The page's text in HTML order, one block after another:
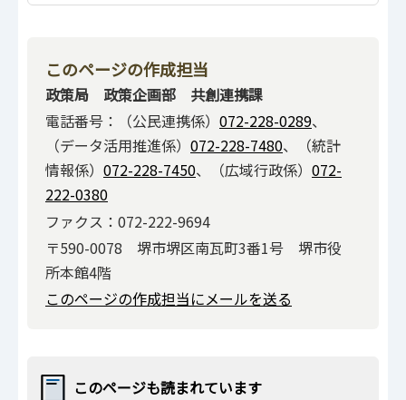
このページの作成担当
政策局 政策企画部 共創連携課
電話番号：（公民連携係） 072-228-0289、
（データ活用推進係） 072-228-7480、（統計
情報係） 072-228-7450、（広域行政係） 072-
222-0380
ファクス：072-222-9694
〒590-0078 堺市堺区南瓦町3番1号 堺市役
所本館4階
このページの作成担当にメールを送る
このページも読まれています